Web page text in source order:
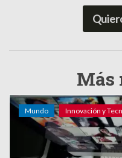
Más
Mundo Innovación y